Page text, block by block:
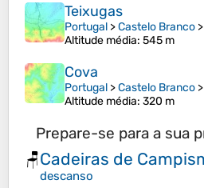
Teixugas
Portugal >Castelo Branco >
Altitude média: 545 m
Cova
Portugal >Castelo Branco >
Altitude média: 320 m
Prepare-se para a sua
🪑Cadeiras de
descanso